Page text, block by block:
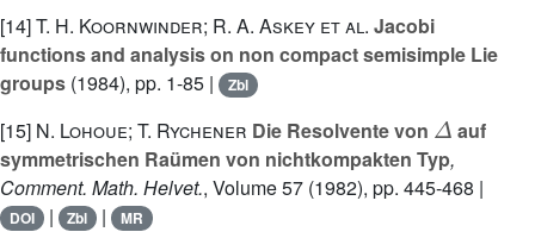
[14]T. H. Koornwinder; R. A. Askey et al. Jacobi
functions and analysis on non compact semisimple Lie
groups (1984), pp. 1-85 | Zbl
[15] N. Lohoue; T. Rychener Die Resolvente von
Δ
auf
symmetrischen Raümen von nichtkompakten Typ,
Comment. Math. Helvet., Volume 57 (1982), pp. 445-468 |
DOI | Zbl | MR